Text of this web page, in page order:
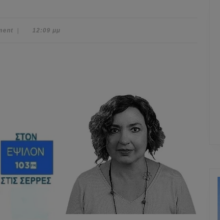
12:09 μμ